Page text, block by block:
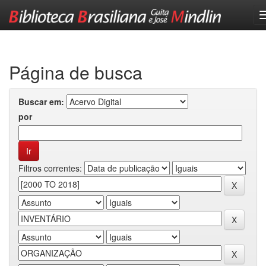
Página de busca
Buscar em:
por
Filtros correntes: